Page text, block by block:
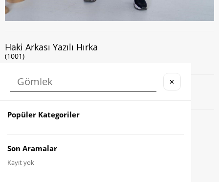
Haki Arkası Yazılı Hırka
(1001)
Kapıda Nakit veya Kart ile Ödeme İmkanı
Karşılaştır
Fiyat Düşünce Haber Ver
✕
Popüler Kategoriler
Son Aramalar
Kayıt yok